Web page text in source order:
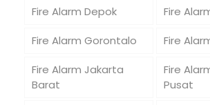
Fire Alarm Depok
Fire
Fire Alarm Gorontalo
Fire
Fire Alarm Jakarta
Barat
Fire
Pusat